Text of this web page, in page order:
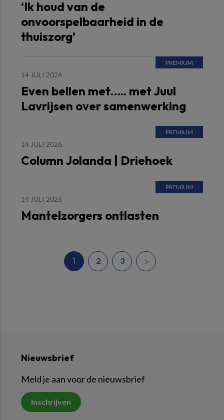
‘Ik houd van de
onvoorspelbaarheid in de
thuiszorg’
14 JULI 2026
Even bellen met….. met Juul
Lavrijsen over samenwerking
14 JULI 2026
Column Jolanda | Driehoek
14 JULI 2026
Mantelzorgers ontlasten
1 2 3
Nieuwsbrief
Meld je aan voor de nieuwsbrief
Inschrijven